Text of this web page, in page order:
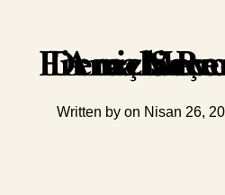
Denizli Rent A Car Firmalarında Hangi
Written by on Nisan 26,